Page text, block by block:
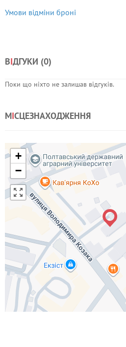
Умови відміни броні
ВІДГУКИ (0)
Поки що ніхто не залишав відгуків.
МІСЦЕЗНАХОДЖЕННЯ
+
−